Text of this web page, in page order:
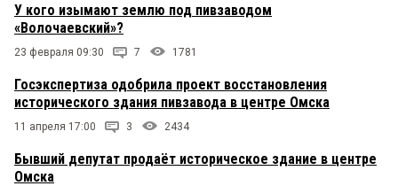
У кого изымают землю под пивзаводом
«Волочаевский»?
23 февраля 09:30 7 1781
Госэкспертиза одобрила проект восстановления
исторического здания пивзавода в центре Омска
11 апреля 17:00 3 2434
Бывший депутат продаёт историческое здание в центре
Омска